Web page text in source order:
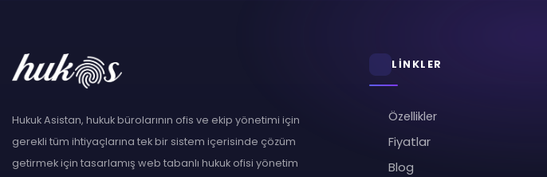
Hukuk Asistan, hukuk bürolarının ofis ve ekip yönetimi için
gerekli tüm ihtiyaçlarına tek bir sistem içerisinde çözüm
getirmek için tasarlamış web tabanlı hukuk ofisi yönetim
LİNKLER
Özellikler
Fiyatlar
Blog